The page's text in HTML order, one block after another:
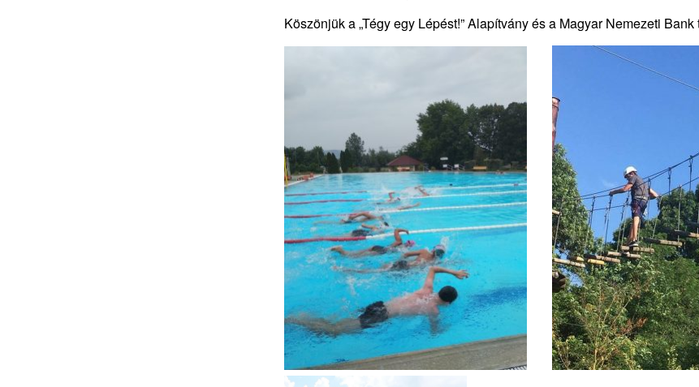
Köszönjük a „Tégy egy Lépést!” Alapítvány és a Magyar Nemezeti Bank